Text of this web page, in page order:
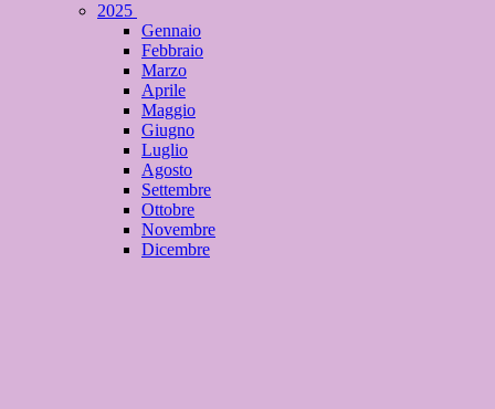
2025
Gennaio
Febbraio
Marzo
Aprile
Maggio
Giugno
Luglio
Agosto
Settembre
Ottobre
Novembre
Dicembre